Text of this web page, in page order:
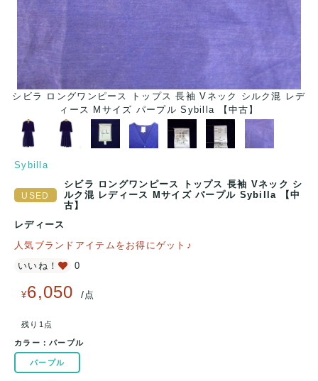
シビラ ロングワンピース トップス 長袖 Vネック シルク混 レデ
ィース Mサイズ パープル Sybilla 【中古】
Sybilla
シビラ ロングワンピース トップス 長袖 Vネック シ
ルク混 レディース Mサイズ パープル Sybilla 【中
古】
レディース
人気ブランドアイテムをお得にゲット♪
いいね！
0
¥6,050 /点
残り1点
カラー：パープル
パープル